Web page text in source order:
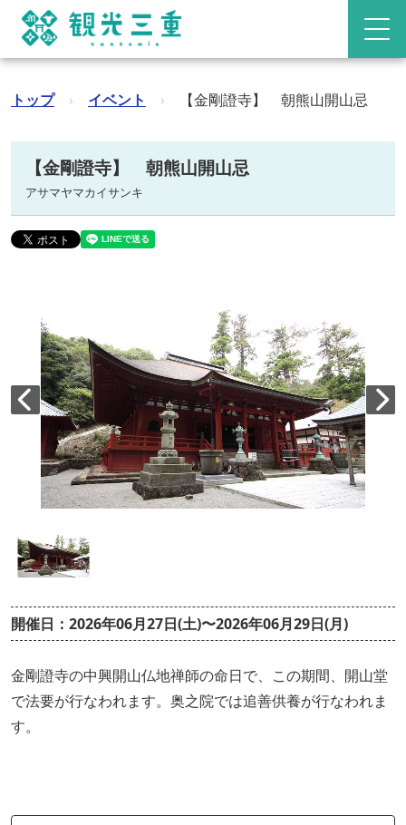
トップ › イベント › 【金剛證寺】 朝熊山開山忌
【金剛證寺】 朝熊山開山忌
アサマヤマカイサンキ
開催日：2026年06月27日(土)〜2026年06月29日(月)
金剛證寺の中興開山仏地禅師の命日で、この期間、開山堂
で法要が行なわれます。奥之院では追善供養が行なわれま
す。